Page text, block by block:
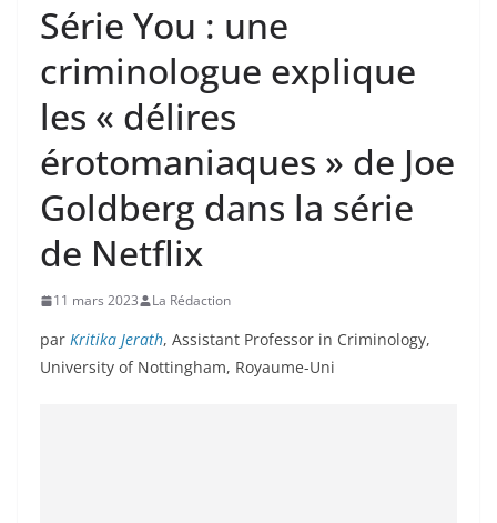
Série You : une
criminologue explique
les « délires
érotomaniaques » de Joe
Goldberg dans la série
de Netflix
11 mars 2023 La Rédaction
par Kritika Jerath, Assistant Professor in Criminology,
University of Nottingham, Royaume-Uni